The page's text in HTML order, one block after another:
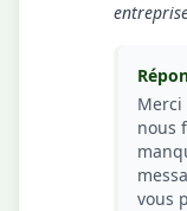
Merci
nous
vous